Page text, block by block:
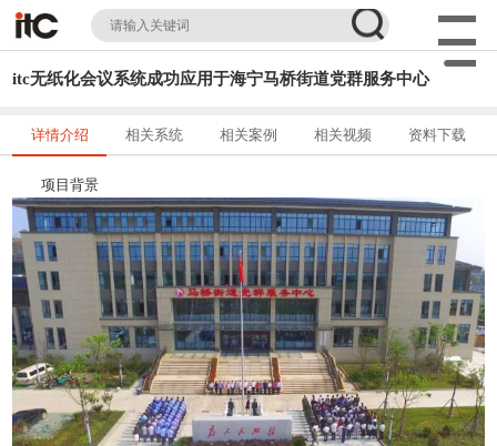
itc无纸化会议系统成功应用于海宁马桥街道党群服务中心
详情介绍 相关系统 相关案例 相关视频 资料下载
项目背景